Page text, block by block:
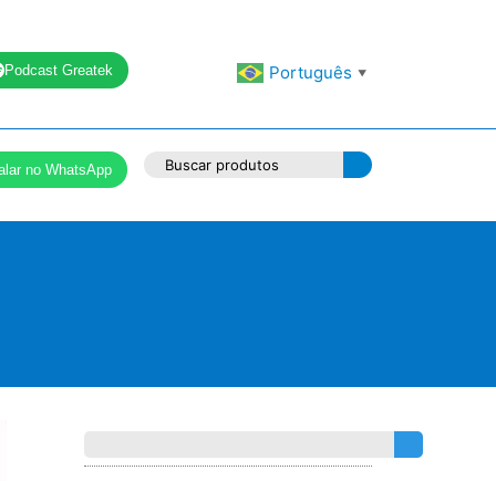
Podcast Greatek Português ▼
no WhatsApp